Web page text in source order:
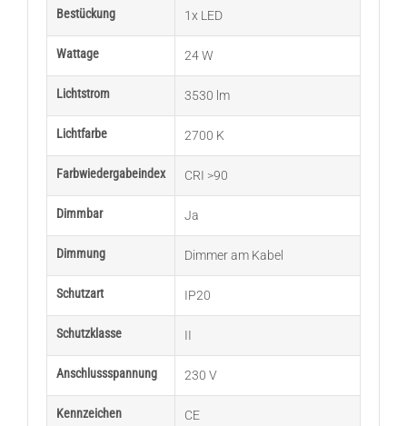
Bestückung 1x LED
Wattage 24 W
Lichtstrom 3530 lm
Lichtfarbe 2700 K
Farbwiedergabeindex CRI >90
Dimmbar Ja
Dimmung Dimmer am Kabel
Schutzart IP20
Schutzklasse II
Anschlussspannung 230 V
Kennzeichen CE